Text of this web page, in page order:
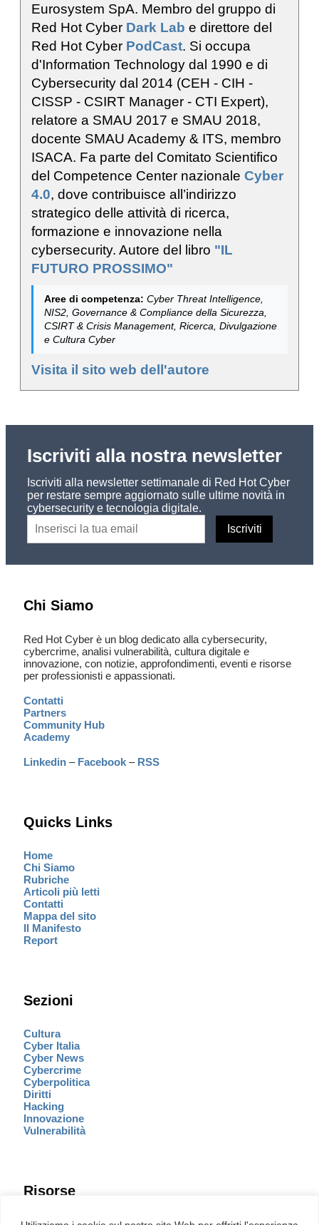
Eurosystem SpA. Membro del gruppo di
Red Hot Cyber Dark Lab e direttore del
Red Hot Cyber PodCast. Si occupa
d'Information Technology dal 1990 e di
Cybersecurity dal 2014 (CEH - CIH -
CISSP - CSIRT Manager - CTI Expert),
relatore a SMAU 2017 e SMAU 2018,
docente SMAU Academy & ITS, membro
ISACA. Fa parte del Comitato Scientifico
del Competence Center nazionale Cyber
4.0, dove contribuisce all’indirizzo
strategico delle attività di ricerca,
formazione e innovazione nella
cybersecurity. Autore del libro "IL
FUTURO PROSSIMO"
Aree di competenza: Cyber Threat Intelligence,
NIS2, Governance & Compliance della Sicurezza,
CSIRT & Crisis Management, Ricerca, Divulgazione
e Cultura Cyber
Visita il sito web dell'autore
Iscriviti alla nostra newsletter
Iscriviti alla newsletter settimanale di Red Hot Cyber
per restare sempre aggiornato sulle ultime novità in
cybersecurity e tecnologia digitale.
Chi Siamo
Red Hot Cyber è un blog dedicato alla cybersecurity,
cybercrime, analisi vulnerabilità, cultura digitale e
innovazione, con notizie, approfondimenti, eventi e risorse
per professionisti e appassionati.
Contatti
Partners
Community Hub
Academy
Linkedin – Facebook – RSS
Quicks Links
Home
Chi Siamo
Rubriche
Articoli più letti
Contatti
Mappa del sito
Il Manifesto
Report
Sezioni
Cultura
Cyber Italia
Cyber News
Cybercrime
Cyberpolitica
Diritti
Hacking
Innovazione
Vulnerabilità
Risorse